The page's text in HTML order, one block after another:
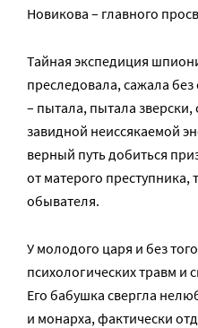
Новикова – главного
Тайная экспедиция
преследовала, сажала без
– пытала, пытала
завидной неиссякаемой
верный путь добиться
от матерого преступника,
обывателя.
У молодого царя и без
психологических травм и
Его бабушка свергла
и монарха, фактически